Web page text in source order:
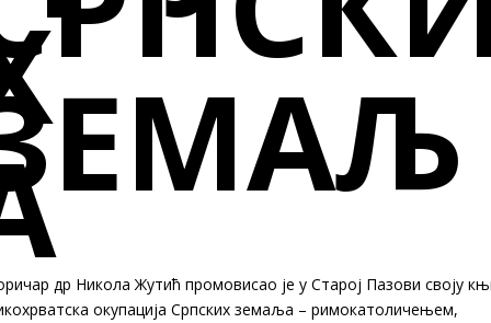
др Никола Жутић промовисао је у Старој Пазови своју
окупација Српских земаља – римокатоличењем,